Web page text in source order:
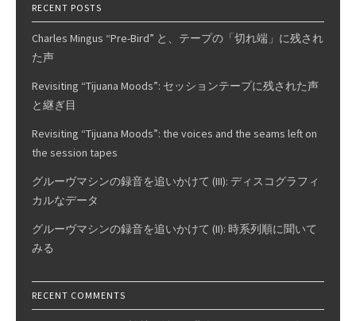
RECENT POSTS
Charles Mingus “Pre-Bird” と、テープの「切れ端」に残され
た声
Revisiting “Tijuana Moods”: セッションテープに残された声
と継ぎ目
Revisiting “Tijuana Moods”: the voices and the seams left on
the session tapes
グルーヴマシンの録音を追いかけて (III): ディスコグラフィ
カルなデータ
グルーヴマシンの録音を追いかけて (II): 時系列順に聞いて
みる
RECENT COMMENTS